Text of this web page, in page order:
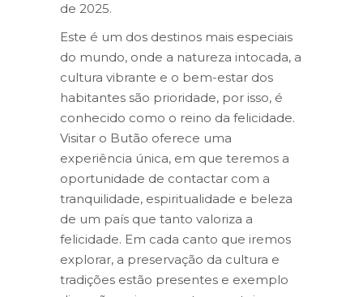
de 2025.
Este é um dos destinos mais especiais
do mundo, onde a natureza intocada, a
cultura vibrante e o bem-estar dos
habitantes são prioridade, por isso, é
conhecido como o reino da felicidade.
Visitar o Butão oferece uma
experiência única, em que teremos a
oportunidade de contactar com a
tranquilidade, espiritualidade e beleza
de um país que tanto valoriza a
felicidade. Em cada canto que iremos
explorar, a preservação da cultura e
tradições estão presentes e exemplo